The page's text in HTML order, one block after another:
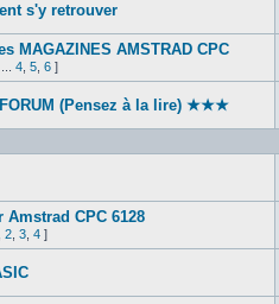
s'y retrouver‎
MAGAZINES AMSTRAD CPC
4 5 6 ]
(Pensez à la lire) ★★★
CPC 6128
2 3 4 ]